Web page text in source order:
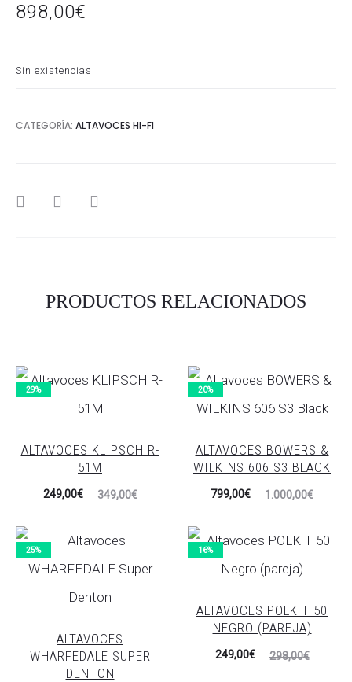
898,00€
Sin existencias
CATEGORÍA: ALTAVOCES HI-FI
SHARE
PRODUCTOS RELACIONADOS
29%
ALTAVOCES KLIPSCH R-
51M
349,00€
El
original
era:
249,00€
El
actual
es:
20%
ALTAVOCES BOWERS &
WILKINS 606 S3 BLACK
1.000,00€
El
original
era:
799,00€
actual
25%
ALTAVOCES
WHARFEDALE SUPER
DENTON
16%
ALTAVOCES POLK T 50
NEGRO (PAREJA)
298,00€
El
249,00€
El